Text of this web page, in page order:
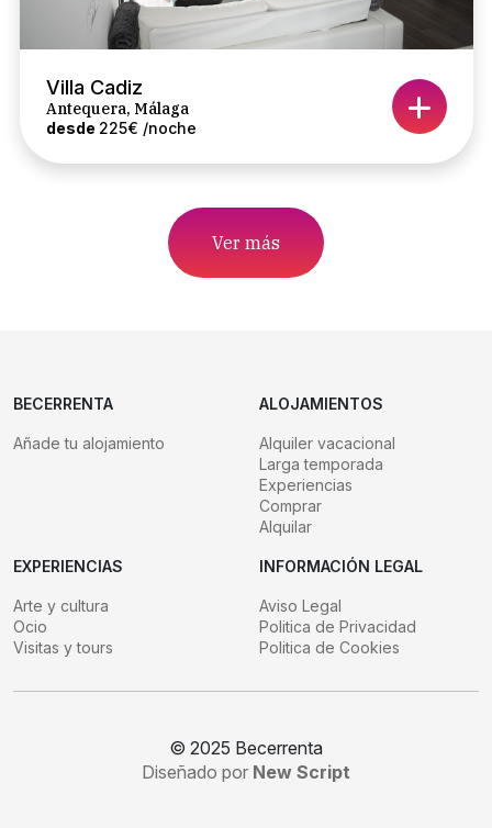
Villa Cadiz
Antequera, Málaga
desde 225€ /noche
Ver más
BECERRENTA
Añade tu alojamiento
ALOJAMIENTOS
Alquiler vacacional
Larga temporada
Experiencias
Comprar
Alquilar
EXPERIENCIAS
Arte y cultura
Ocio
Visitas y tours
INFORMACIÓN LEGAL
Aviso Legal
Politica de Privacidad
Politica de Cookies
© 2025 Becerrenta
Diseñado por New Script